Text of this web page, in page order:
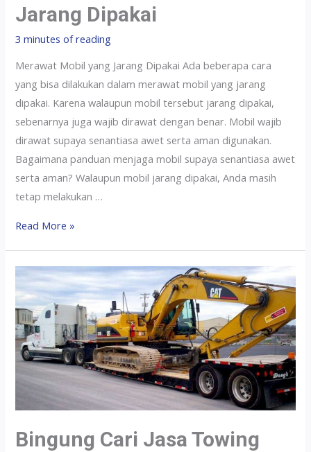
Jarang Dipakai
3 minutes of reading
Merawat Mobil yang Jarang Dipakai Ada beberapa cara
yang bisa dilakukan dalam merawat mobil yang jarang
dipakai. Karena walaupun mobil tersebut jarang dipakai,
sebenarnya juga wajib dirawat dengan benar. Mobil wajib
dirawat supaya senantiasa awet serta aman digunakan.
Bagaimana panduan menjaga mobil supaya senantiasa awet
serta aman? Walaupun mobil jarang dipakai, Anda masih
tetap melakukan …
Read More »
Bingung Cari Jasa Towing